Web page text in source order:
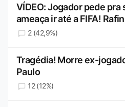
VÍDEO: Jogador pede pra
ameaça ir até a FIFA!
2 (42,9%)
Tragédia! Morre ex-
Paulo
12 (12%)